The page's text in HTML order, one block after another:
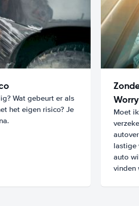
Wat gebeurt er als
het eigen risico? Je
Moet
lastige
auto
vinden